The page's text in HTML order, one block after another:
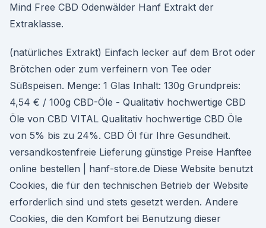
Mind Free CBD Odenwälder Hanf Extrakt der
Extraklasse.
(natürliches Extrakt) Einfach lecker auf dem Brot oder
Brötchen oder zum verfeinern von Tee oder
Süßspeisen. Menge: 1 Glas Inhalt: 130g Grundpreis:
4,54 € / 100g CBD-Öle - Qualitativ hochwertige CBD
Öle von CBD VITAL Qualitativ hochwertige CBD Öle
von 5% bis zu 24%. CBD Öl für Ihre Gesundheit.
versandkostenfreie Lieferung günstige Preise Hanftee
online bestellen | hanf-store.de Diese Website benutzt
Cookies, die für den technischen Betrieb der Website
erforderlich sind und stets gesetzt werden. Andere
Cookies, die den Komfort bei Benutzung dieser